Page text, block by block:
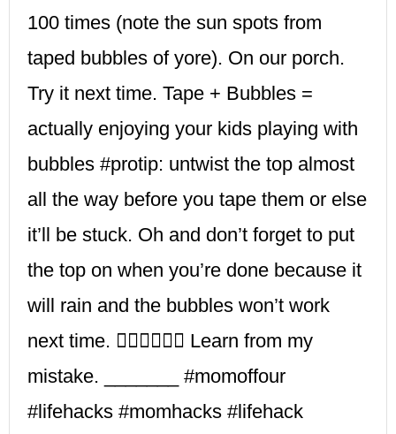
100 times (note the sun spots from
taped bubbles of yore). On our porch.
Try it next time. Tape + Bubbles =
actually enjoying your kids playing with
bubbles #protip: untwist the top almost
all the way before you tape them or else
it’ll be stuck. Oh and don’t forget to put
the top on when you’re done because it
will rain and the bubbles won’t work
next time. 🤷🏻‍♀️🤦🏻‍♀️ Learn from my
mistake. _______ #momoffour
#lifehacks #momhacks #lifehack